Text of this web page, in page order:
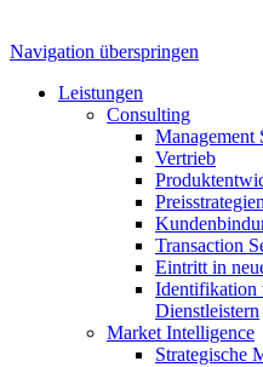
Navigation überspringen
Leistungen
Consulting
Management
Vertrieb
Transaction
Eintritt in
Identifikation
Dienstleistern
Market Intelligence
Strategische